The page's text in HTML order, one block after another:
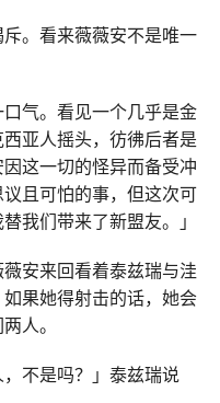
斥。看来薇薇安不是唯一
口气。看见一个几乎是金
亚人摇头，彷彿后者是
这一切的怪异而备受冲
且可怕的事，但这次可
我们带来了新盟友。」
薇安来回看着泰兹瑞与洼
果她得射击的话，她会
人。
，不是吗？」泰兹瑞说